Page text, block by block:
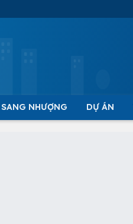
SANG NHƯỢNG DỰ ÁN